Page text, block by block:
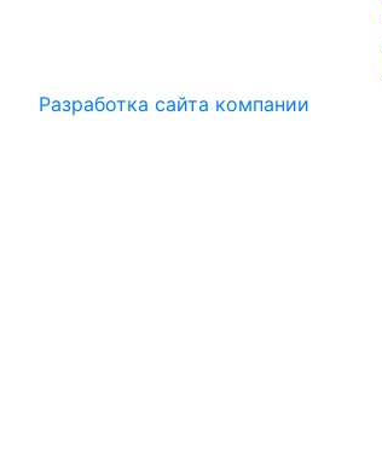
Разработка сайта компании